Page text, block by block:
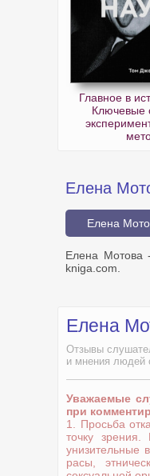
Главное в
Ключевые
Елена
Елена
Елена Мотова
kniga.com.
Елена
Отзывы
и мнения людей
Уважаемые
при
1. Просьба
точку
унизительные
расы,